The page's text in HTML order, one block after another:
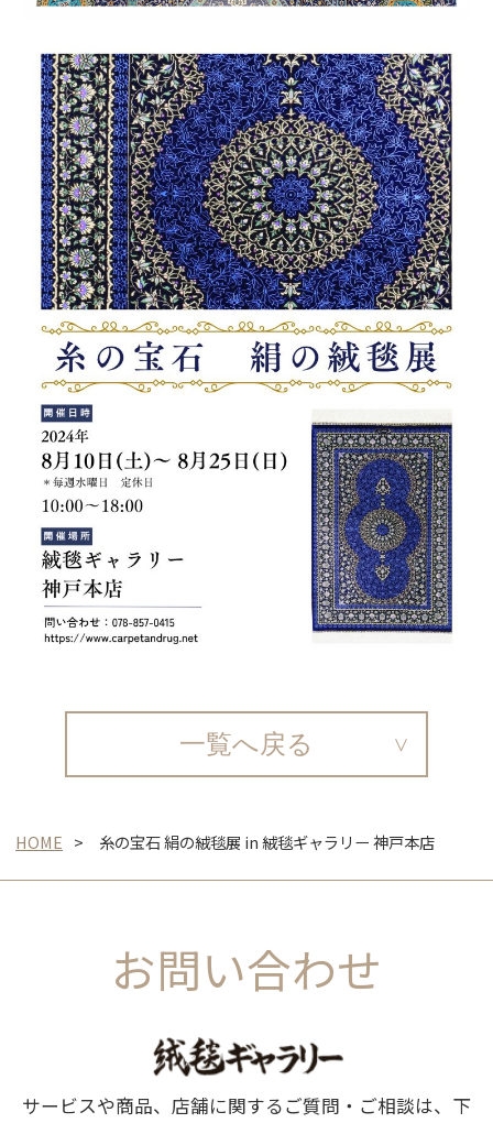
一覧へ戻る
HOME 糸の宝石 絹の絨毯展 in 絨毯ギャラリー 神戸本店
お問い合わせ
サービスや商品、店舗に関するご質問・ご相談は、下